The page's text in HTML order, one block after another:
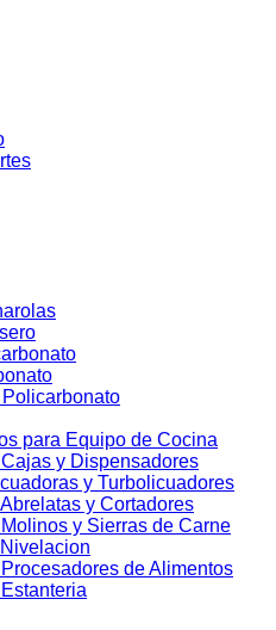
para Equipo de Cocina
y Dispensadores
y Turbolicuadores
y Cortadores
y Sierras de Carne
de Alimentos